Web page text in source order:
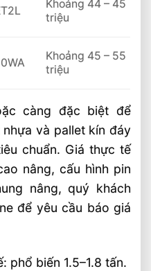
Khoảng 44 – 45
triệu
Khoảng 45 – 55
triệu
càng đặc biệt để
và pallet kín đáy
chuẩn. Giá thực tế
nâng, cấu hình pin
nâng, quý khách
để yêu cầu báo giá
phổ biến 1.5–1.8 tấn.